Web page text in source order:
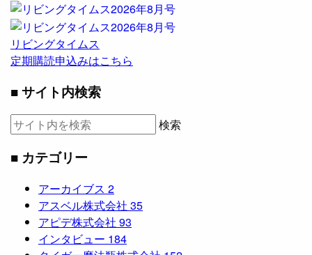
リビングタイムス
定期購読申込みはこちら
■ サイト内検索
検索
■ カテゴリー
アーカイブス 2
アスベル株式会社 35
アピデ株式会社 93
インタビュー 184